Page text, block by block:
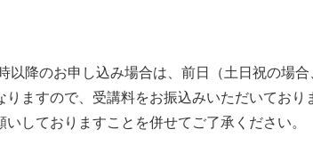
降のお申し込み場合は、前日（土日祝の場合
ますので、受講料をお振込みいただいており
しておりますことを併せてご了承ください。